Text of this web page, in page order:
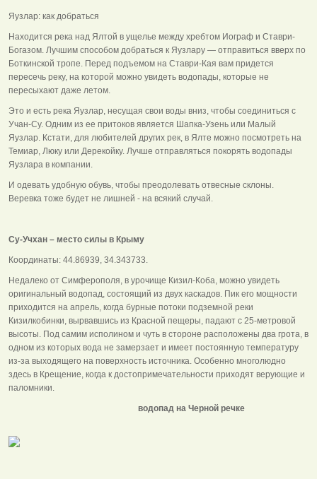
Яузлар: как добраться
Находится река над Ялтой в ущелье между хребтом Иограф и Ставри-
Богазом. Лучшим способом добраться к Яузлару — отправиться вверх по
Боткинской тропе. Перед подъемом на Ставри-Кая вам придется
пересечь реку, на которой можно увидеть водопады, которые не
пересыхают даже летом.
Это и есть река Яузлар, несущая свои воды вниз, чтобы соединиться с
Учан-Су. Одним из ее притоков является Шапка-Узень или Малый
Яузлар. Кстати, для любителей других рек, в Ялте можно посмотреть на
Темиар, Люку или Дерекойку. Лучше отправляться покорять водопады
Яузлара в компании.
И одевать удобную обувь, чтобы преодолевать отвесные склоны.
Веревка тоже будет не лишней - на всякий случай.
Су-Учхан – место силы в Крыму
Координаты: 44.86939, 34.343733.
Недалеко от Симферополя, в урочище Кизил-Коба, можно увидеть
оригинальный водопад, состоящий из двух каскадов. Пик его мощности
приходится на апрель, когда бурные потоки подземной реки
Кизилкобинки, вырвавшись из Красной пещеры, падают с 25-метровой
высоты. Под самим исполином и чуть в стороне расположены два грота, в
одном из которых вода не замерзает и имеет постоянную температуру
из-за выходящего на поверхность источника. Особенно многолюдно
здесь в Крещение, когда к достопримечательности приходят верующие и
паломники.
водопад на Черной речке